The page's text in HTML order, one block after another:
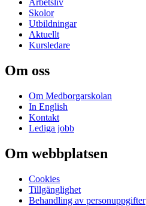
Arbetsliv
Skolor
Utbildningar
Aktuellt
Kursledare
Om oss
Om Medborgarskolan
In English
Kontakt
Lediga jobb
Om webbplatsen
Cookies
Tillgänglighet
Behandling av personuppgifter